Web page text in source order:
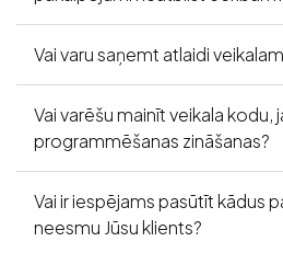
Vai varu saņemt atlaidi
Vai varēšu mainīt veikala kodu,
programmēšanas zināšanas?
Vai ir iespējams pasūtīt kādus
neesmu Jūsu klients?